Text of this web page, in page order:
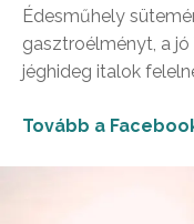
Édesműhely
gasztroélményt, a
jéghideg italok
Tovább a